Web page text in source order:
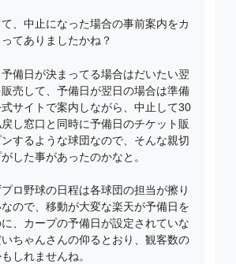
、中止になった場合の事前案内をカ
てありましたかね？
備日が決まってる場合はだいたい翌
売して、予備日が翌日の場合は準備
サイトで案内しながら、中止して30
し窓口と同時に予備日のチケット販
するような球団なので、そんな親切
した事があったのかなと。
ロ野球の日程は各球団の担当が擦り
ので、移動が大変な楽天が予備日を
、カープの予備日が設定されていな
ちゃんさんの仰るとおり、観客数の
しれませんね。